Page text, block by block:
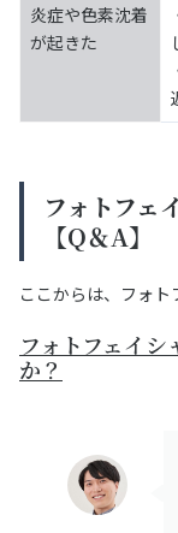
炎症や色素沈着
が起きた
フォトフェ
【Q＆A】
ここからは、フォト
フォトフェイ
か？